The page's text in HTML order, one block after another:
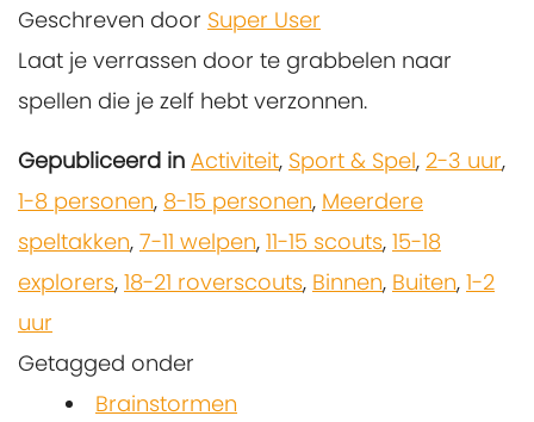
Geschreven door Super User
Laat je verrassen door te grabbelen naar
spellen die je zelf hebt verzonnen.
Gepubliceerd in Activiteit, Sport & Spel, 2-3 uur,
1-8 personen, 8-15 personen, Meerdere
speltakken, 7-11 welpen, 11-15 scouts, 15-18
explorers, 18-21 roverscouts, Binnen, Buiten, 1-2
uur
Getagged onder
Brainstormen